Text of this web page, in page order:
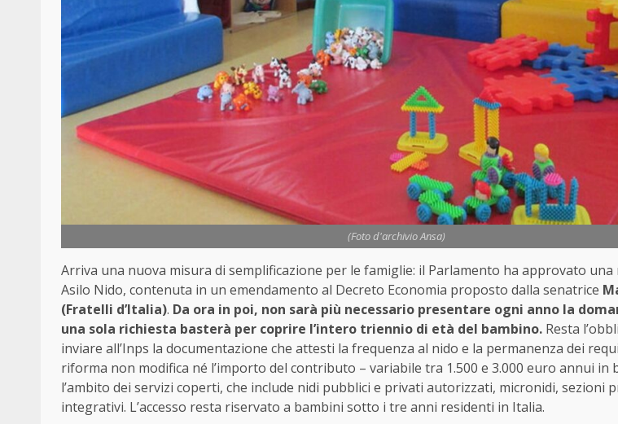
(Foto d'archivio Ansa)
Arriva una nuova misura di semplificazione per le famiglie: il Parlamento ha approvato una
Asilo Nido, contenuta in un emendamento al Decreto Economia proposto dalla senatrice
(Fratelli d’Italia). Da ora in poi, non sarà più necessario presentare ogni anno la
una sola richiesta basterà per coprire l’intero triennio di età del bambino. Resta
inviare all’Inps la documentazione che attesti la frequenza al nido e la permanenza dei
riforma non modifica né l’importo del contributo – variabile tra 1.500 e 3.000 euro annui in
l’ambito dei servizi coperti, che include nidi pubblici e privati autorizzati, micronidi, sezioni
integrativi. L’accesso resta riservato a bambini sotto i tre anni residenti in Italia.